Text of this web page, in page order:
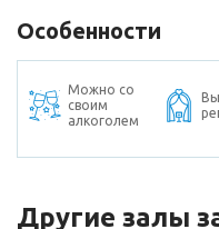
Особенности
Можно со
своим
алкоголем
Другие залы